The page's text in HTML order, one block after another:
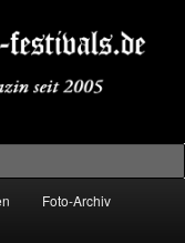
Foto-Archiv